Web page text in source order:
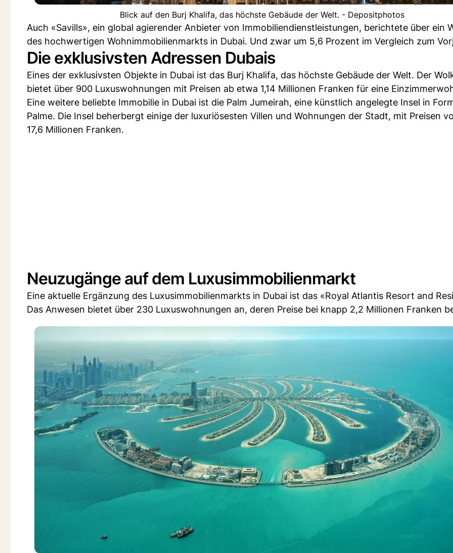
Blick auf den Burj Khalifa, das höchste Gebäude der Welt. - Depositphotos
Auch «Savills», ein global agierender Anbieter von Immobiliendienstleistungen, berichtete über ein
des hochwertigen Wohnimmobilienmarkts in Dubai. Und zwar um 5,6 Prozent im Vergleich zum
Die exklusivsten Adressen Dubais
Eines der exklusivsten Objekte in Dubai ist das Burj Khalifa, das höchste Gebäude der Welt. Der
bietet über 900 Luxuswohnungen mit Preisen ab etwa 1,14 Millionen Franken für eine
Eine weitere beliebte Immobilie in Dubai ist die Palm Jumeirah, eine künstlich angelegte Insel in
Palme. Die Insel beherbergt einige der luxuriösesten Villen und Wohnungen der Stadt, mit Preisen
17,6 Millionen Franken.
Neuzugänge auf dem Luxusimmobilienmarkt
Eine aktuelle Ergänzung des Luxusimmobilienmarkts in Dubai ist das «Royal Atlantis Resort and
Das Anwesen bietet über 230 Luxuswohnungen an, deren Preise bei knapp 2,2 Millionen Franken